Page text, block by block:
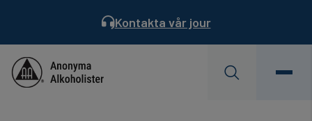
Kontakta vår jour
Behöver du hjälp? Hitta ett möte